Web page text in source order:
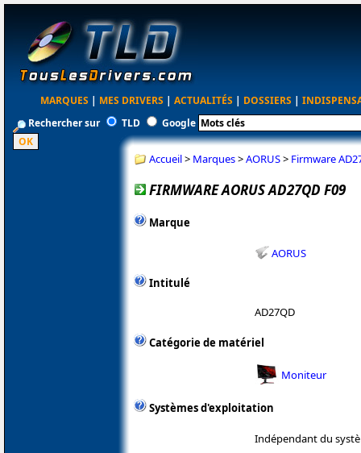
MARQUES | MES DRIVERS | ACTUALITÉS | DOSSIERS |
Rechercher sur
TLD Google
Accueil> Marques>AORUS> Firmware
FIRMWARE AORUS AD27QD F09
Marque
AORUS
Intitulé
AD27QD
Catégorie de matériel
Moniteur
Systèmes d'exploitation
Indépendant du